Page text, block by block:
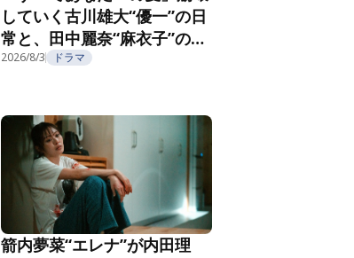
していく古川雄大“優一”の日
常と、田中麗奈“麻衣子”の不
気味な微笑み『親愛なる夫へ
2026/8/3 ドラマ
箭内夢菜“エレナ”が内田理